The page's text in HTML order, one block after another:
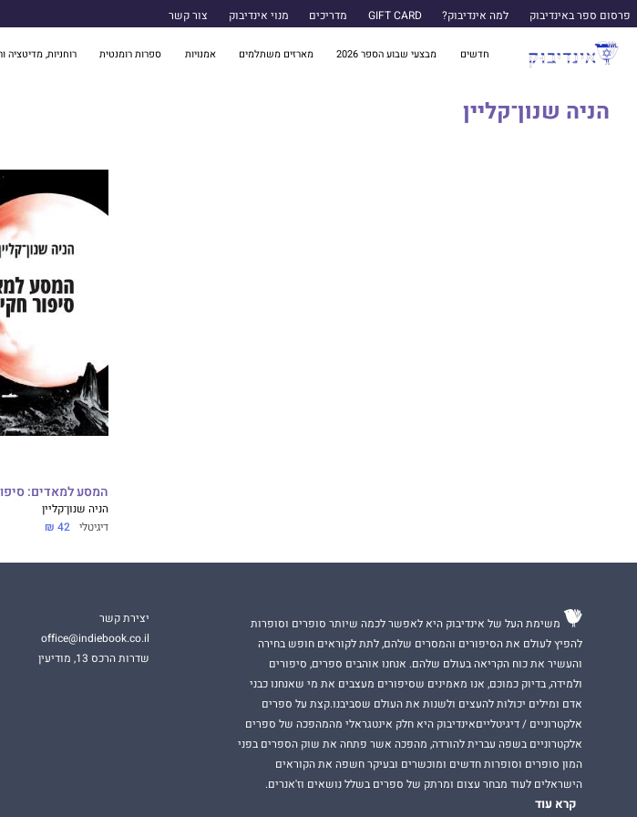
פרסום ספר באינדיבוק למה אינדיבוק? GIFT CARD מדריכים מנוי אינדיבוק צור קשר
חדשים מבצעי שבוע הספר 2026 מארזים משתלמים אמנויות ספרות רומנטית רוחניות, מדיטציה
הניה שנון־קליין
המסע למאדים:
הניה שנון־קליין
דיגיטלי 42 ₪
משימת העל של אינדיבוק היא לאפשר לכמה שיותר סופרים וסופרות
להפיץ לעולם את הסיפורים והמסרים שלהם, לתת לקוראים חופש בחירה
והעשיר את כוח הקריאה בעולם שלהם. אנחנו אוהבים ספרים, סיפורים
ולמידה, בדיוק כמוכם, אנו מאמינים שסיפורים מעצבים את מי שאנחנו כבני
אדם ומילים יכולות להעצים ולשנות את העולם שסביבנו.קצת על ספרים
אלקטרוניים / דיגיטלייםאינדיבוק היא חלק אינטגראלי מהמהפכה של ספרים
אלקטרוניים בשפה עברית להורדה, מהפכה אשר פתחה את שוק הספרים בפני
המון סופרים וסופרות חדשים ומוכשרים ובעיקר חשפה את הקוראים
הישראלים לעוד מבחר עצום ומרתק של ספרים בשלל נושאים וז'אנרים.
קרא עוד
יצירת קשר
office@indiebook.co.il
שדרות הרכס 13, מודיעין